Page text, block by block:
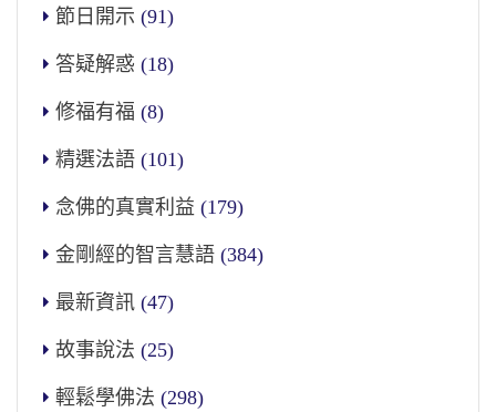
節日開示 (91)
答疑解惑 (18)
修福有福 (8)
精選法語 (101)
念佛的真實利益 (179)
金剛經的智言慧語 (384)
最新資訊 (47)
故事說法 (25)
輕鬆學佛法 (298)